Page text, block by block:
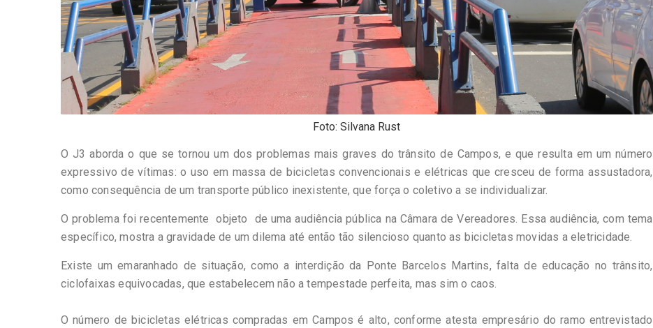
Foto: Silvana Rust
O J3 aborda o que se tornou um dos problemas mais graves do trânsito de Campos, e que resulta em um número
expressivo de vítimas: o uso em massa de bicicletas convencionais e elétricas que cresceu de forma assustadora,
como consequência de um transporte público inexistente, que força o coletivo a se individualizar.
O problema foi recentemente objeto de uma audiência pública na Câmara de Vereadores. Essa audiência, com tema
específico, mostra a gravidade de um dilema até então tão silencioso quanto as bicicletas movidas a eletricidade.
Existe um emaranhado de situação, como a interdição da Ponte Barcelos Martins, falta de educação no trânsito,
ciclofaixas equivocadas, que estabelecem não a tempestade perfeita, mas sim o caos.
O número de bicicletas elétricas compradas em Campos é alto, conforme atesta empresário do ramo entrevistado